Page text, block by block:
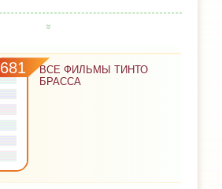
681
ВСЕ ФИЛЬМЫ ТИНТО
БРАССА